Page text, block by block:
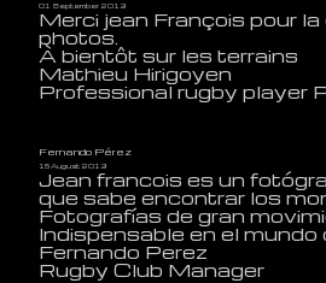
01 September 2019
Merci jean François pour
photos.
À bientôt sur les terrains
Mathieu Hirigoyen
Professional rugby player
Fernando Pérez
15 August 2019
Jean francois es un
que sabe encontrar los
Fotografías de gran
Indispensable en el mundo
Fernando Perez
Rugby Club Manager